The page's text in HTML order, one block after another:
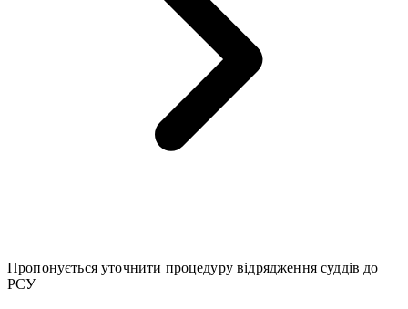
Пропонується уточнити процедуру відрядження суддів до
РСУ